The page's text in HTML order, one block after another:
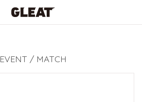
EVENT / MATCH